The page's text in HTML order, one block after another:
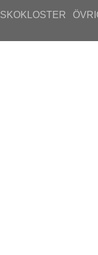
SKOKLOSTER